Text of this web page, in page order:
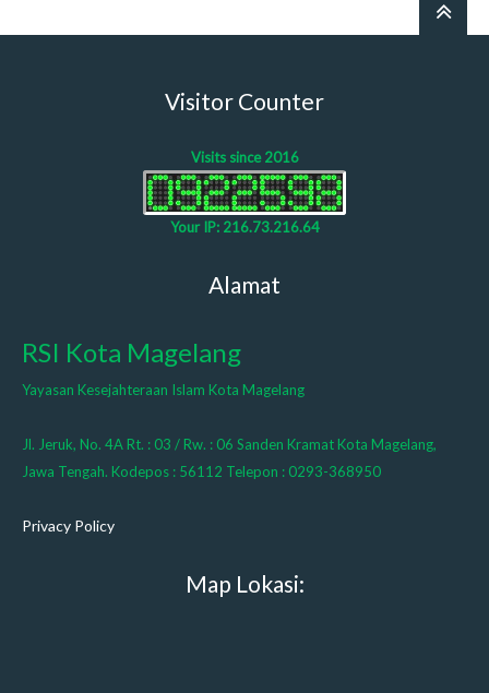
Visitor Counter
Visits since 2016
Your IP: 216.73.216.64
Alamat
RSI Kota Magelang
Yayasan Kesejahteraan Islam Kota Magelang
Jl. Jeruk, No. 4A Rt. : 03 / Rw. : 06 Sanden Kramat Kota Magelang,
Jawa Tengah. Kodepos : 56112 Telepon : 0293-368950
Privacy Policy
Map Lokasi: